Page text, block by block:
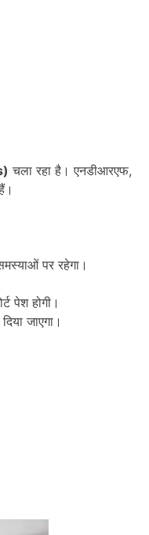
चला रहा है। एनडीआरएफ,
पर रहेगा।
पेश होगी।
जाएगा।